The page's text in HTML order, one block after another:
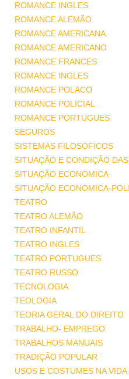
ROMANCE INGLES
ROMANCE ALEMÃO
ROMANCE AMERICANA
ROMANCE AMERICANO
ROMANCE FRANCES
ROMANCE INGLES
ROMANCE POLACO
ROMANCE POLICIAL
ROMANCE PORTUGUES
SEGUROS
SISTEMAS FILOSOFICOS
SITUAÇÃO E CONDIÇÃO
SITUAÇÃO ECONOMICA
SITUAÇÃO ECONOMICA-
TEATRO
TEATRO ALEMÃO
TEATRO INFANTIL
TEATRO INGLES
TEATRO PORTUGUES
TEATRO RUSSO
TECNOLOGIA
TEOLOGIA
TEORIA GERAL DO DIREITO
TRABALHO- EMPREGO
TRABALHOS MANUAIS
TRADIÇÃO POPULAR
USOS E COSTUMES NA VIDA